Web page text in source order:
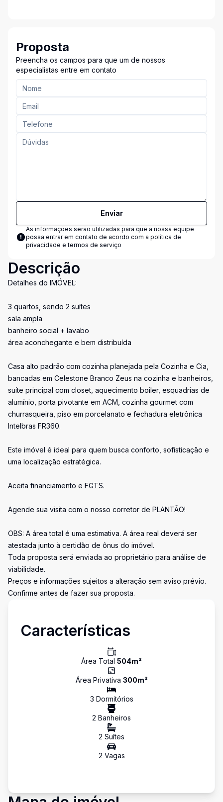
Proposta
Preencha os campos para que um de nossos
especialistas entre em contato
Enviar
As informações serão utilizadas para que a nossa equipe
possa entrar em contato de acordo com a política de
privacidade e termos de serviço
Descrição
Detalhes do IMÓVEL:
3 quartos, sendo 2 suítes
sala ampla
banheiro social + lavabo
área aconchegante e bem distribuída
Casa alto padrão com cozinha planejada pela Cozinha e Cia,
bancadas em Celestone Branco Zeus na cozinha e banheiros,
suíte principal com closet, aquecimento boiler, esquadrias de
alumínio, porta pivotante em ACM, cozinha gourmet com
churrasqueira, piso em porcelanato e fechadura eletrônica
Intelbras FR360.
Este imóvel é ideal para quem busca conforto, sofisticação e
uma localização estratégica.
Aceita financiamento e FGTS.
Agende sua visita com o nosso corretor de PLANTÃO!
OBS: A área total é uma estimativa. A área real deverá ser
atestada junto à certidão de ônus do imóvel.
Toda proposta será enviada ao proprietário para análise de
viabilidade.
Preços e informações sujeitos a alteração sem aviso prévio.
Confirme antes de fazer sua proposta.
Características
Área Total 504m²
Área Privativa 300m²
3 Dormitórios
2 Banheiros
2 Suítes
2 Vagas